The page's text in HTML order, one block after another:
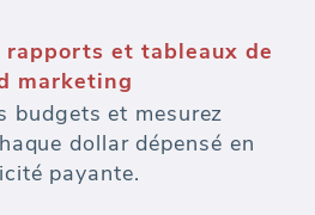
et tableaux de
marketing
budgets et mesurez
dollar dépensé en
payante.